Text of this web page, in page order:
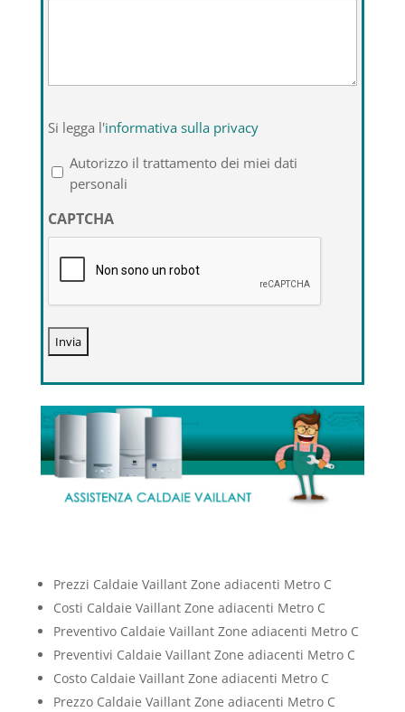
legga
l'informativa
sulla
privacy
*
Si legga l'informativa sulla privacy
Autorizzo il trattamento dei miei dati
personali
CAPTCHA
Prezzi Caldaie Vaillant Zone adiacenti Metro C
Costi Caldaie Vaillant Zone adiacenti Metro C
Preventivo Caldaie Vaillant Zone adiacenti Metro C
Preventivi Caldaie Vaillant Zone adiacenti Metro C
Costo Caldaie Vaillant Zone adiacenti Metro C
Prezzo Caldaie Vaillant Zone adiacenti Metro C